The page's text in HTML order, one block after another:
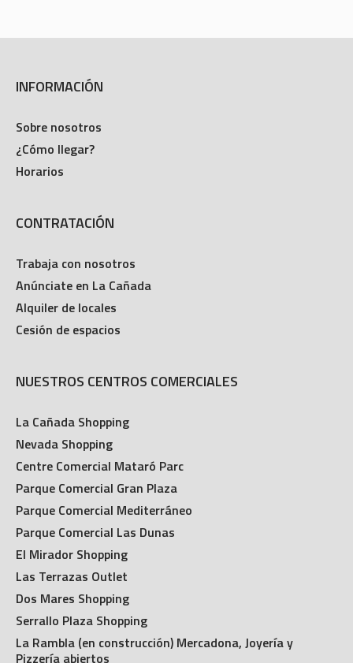
INFORMACIÓN
Sobre nosotros
¿Cómo llegar?
Horarios
CONTRATACIÓN
Trabaja con nosotros
Anúnciate en La Cañada
Alquiler de locales
Cesión de espacios
NUESTROS CENTROS COMERCIALES
La Cañada Shopping
Nevada Shopping
Centre Comercial Mataró Parc
Parque Comercial Gran Plaza
Parque Comercial Mediterráneo
Parque Comercial Las Dunas
El Mirador Shopping
Las Terrazas Outlet
Dos Mares Shopping
Serrallo Plaza Shopping
La Rambla (en construcción) Mercadona, Joyería y
Pizzería abiertos